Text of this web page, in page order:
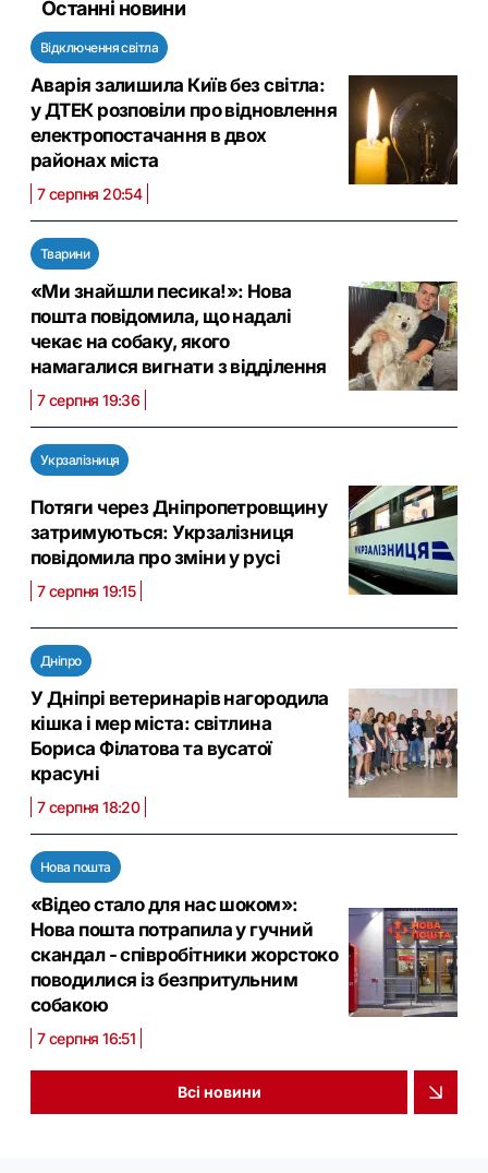
Останні новини
Відключення світла
Аварія залишила Київ без світла:
у ДТЕК розповіли про відновлення
електропостачання в двох
районах міста
7 серпня 20:54
Тварини
«Ми знайшли песика!»: Нова
пошта повідомила, що надалі
чекає на собаку, якого
намагалися вигнати з відділення
7 серпня 19:36
Укрзалізниця
Потяги через Дніпропетровщину
затримуються: Укрзалізниця
повідомила про зміни у русі
7 серпня 19:15
Дніпро
У Дніпрі ветеринарів нагородила
кішка і мер міста: світлина
Бориса Філатова та вусатої
красуні
7 серпня 18:20
Нова пошта
«Відео стало для нас шоком»:
Нова пошта потрапила у гучний
скандал - співробітники жорстоко
поводилися із безпритульним
собакою
7 серпня 16:51
Всі новини